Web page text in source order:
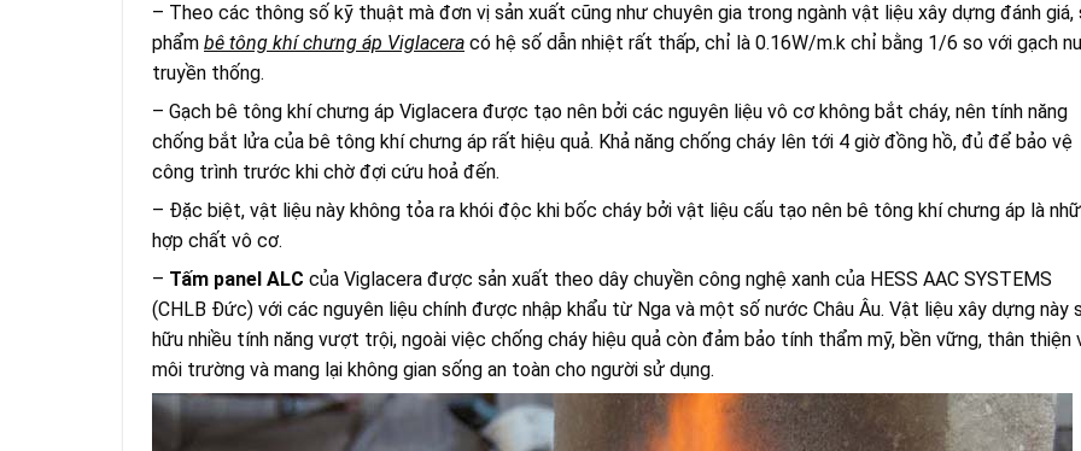
– Theo các thông số kỹ thuật mà đơn vị sản xuất cũng như chuyên gia trong ngành vật liệu xây dựng đánh giá,
phẩm bê tông khí chưng áp Viglacera có hệ số dẫn nhiệt rất thấp, chỉ là 0.16W/m.k chỉ bằng 1/6 so với gạch
truyền thống.
– Gạch bê tông khí chưng áp Viglacera được tạo nên bởi các nguyên liệu vô cơ không bắt cháy, nên tính năng
chống bắt lửa của bê tông khí chưng áp rất hiệu quả. Khả năng chống cháy lên tới 4 giờ đồng hồ, đủ để bảo vệ
công trình trước khi chờ đợi cứu hoả đến.
– Đặc biệt, vật liệu này không tỏa ra khói độc khi bốc cháy bởi vật liệu cấu tạo nên bê tông khí chưng áp là
hợp chất vô cơ.
– Tấm panel ALC của Viglacera được sản xuất theo dây chuyền công nghệ xanh của HESS AAC SYSTEMS
(CHLB Đức) với các nguyên liệu chính được nhập khẩu từ Nga và một số nước Châu Âu. Vật liệu xây dựng này
hữu nhiều tính năng vượt trội, ngoài việc chống cháy hiệu quả còn đảm bảo tính thẩm mỹ, bền vững, thân thiện
môi trường và mang lại không gian sống an toàn cho người sử dụng.